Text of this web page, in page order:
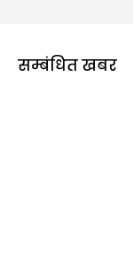
सम्बंधित खबर